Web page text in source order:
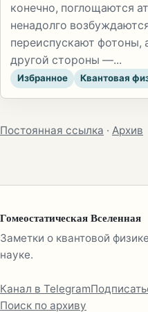
конечно, поглощаются
ненадолго
переиспускают фотоны,
другой стороны —...
Избранное Квантовая
Постоянная ссылка · Архив
Гомеостатическая Вселенная
Заметки о квантовой
науке.
Канал в Telegram
Поиск по архиву